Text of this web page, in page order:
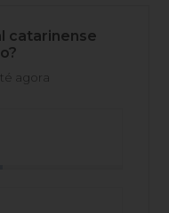
catarinense
agora